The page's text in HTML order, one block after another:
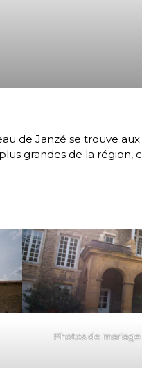
de Janzé se trouve
grandes de la
Photos de mariage